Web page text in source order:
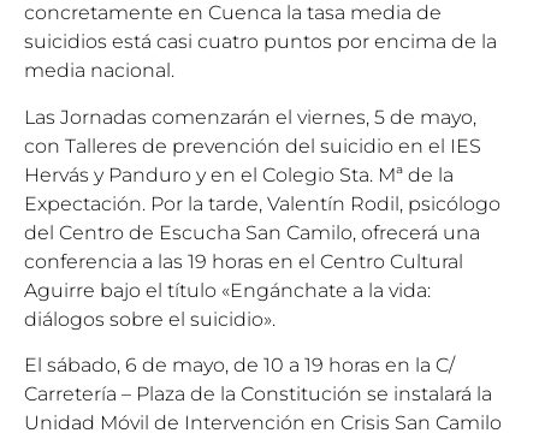
concretamente en Cuenca la tasa media de
suicidios está casi cuatro puntos por encima de la
media nacional.
Las Jornadas comenzarán el viernes, 5 de mayo,
con Talleres de prevención del suicidio en el IES
Hervás y Panduro y en el Colegio Sta. Mª de la
Expectación. Por la tarde, Valentín Rodil, psicólogo
del Centro de Escucha San Camilo, ofrecerá una
conferencia a las 19 horas en el Centro Cultural
Aguirre bajo el título «Engánchate a la vida:
diálogos sobre el suicidio».
El sábado, 6 de mayo, de 10 a 19 horas en la C/
Carretería – Plaza de la Constitución se instalará la
Unidad Móvil de Intervención en Crisis San Camilo